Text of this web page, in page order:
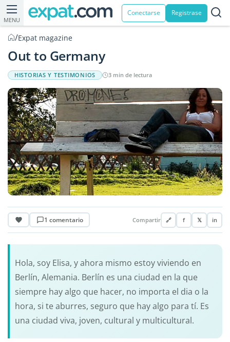
MENU
Conectarse Registrase
/Expat magazine
Out to Germany
HISTORIAS Y TESTIMONIOS 3 min de lectura
1 comentario Compartir 🔗 f 𝕏 in
Hola, soy Elisa, y ahora mismo estoy viviendo en
Berlín, Alemania. Berlín es una ciudad en la que
siempre hay algo que hacer, no importa el dia o la
hora, si te aburres, seguro que hay algo para tí. Es
una ciudad viva, joven, cultural y multicultural.